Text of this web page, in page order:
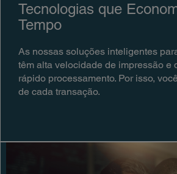
Tecnologias que
Tempo
As nossas soluções inteligentes
têm alta velocidade de impressão e
rápido processamento. Por isso,
de cada transação.